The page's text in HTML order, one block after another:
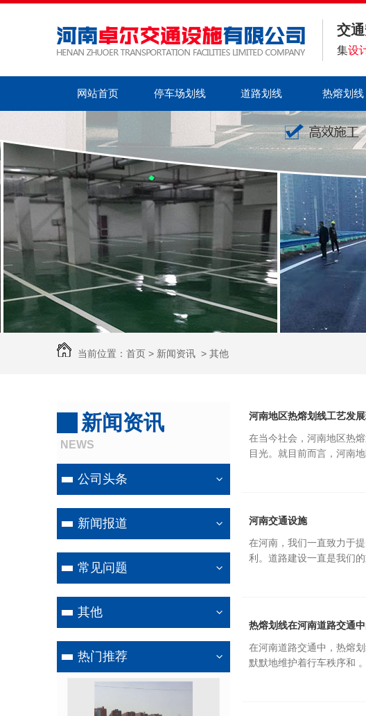
交
集设
网站首页 停车场划线 道路划线 热熔划线
当前位置： 首页 > 新闻资讯 > 其他
新闻资讯
NEWS
公司头条
新闻报道
常见问题
其他
热门推荐
河南地区热熔划线工艺发
在当今社会，河南地区热
目光。就目前而言，河南
河南交通设施
在河南，我们一直致力于
利。道路建设一直是我们
热熔划线在河南道路交通
在河南道路交通中，热熔
默默地维护着行车秩序和